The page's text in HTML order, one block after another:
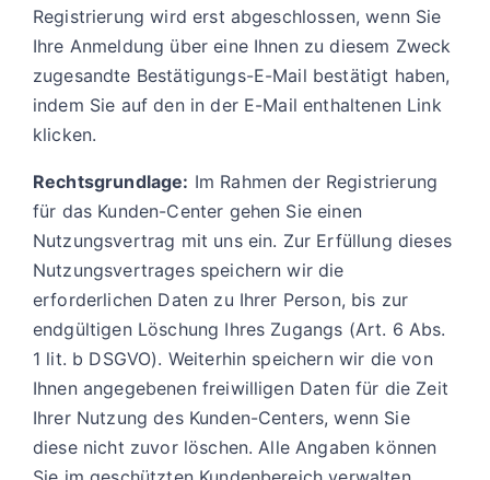
Registrierung wird erst abgeschlossen, wenn Sie
Ihre Anmeldung über eine Ihnen zu diesem Zweck
zugesandte Bestätigungs-E-Mail bestätigt haben,
indem Sie auf den in der E-Mail enthaltenen Link
klicken.
Rechtsgrundlage: Im Rahmen der Registrierung
für das Kunden-Center gehen Sie einen
Nutzungsvertrag mit uns ein. Zur Erfüllung dieses
Nutzungsvertrages speichern wir die
erforderlichen Daten zu Ihrer Person, bis zur
endgültigen Löschung Ihres Zugangs (Art. 6 Abs.
1 lit. b DSGVO). Weiterhin speichern wir die von
Ihnen angegebenen freiwilligen Daten für die Zeit
Ihrer Nutzung des Kunden-Centers, wenn Sie
diese nicht zuvor löschen. Alle Angaben können